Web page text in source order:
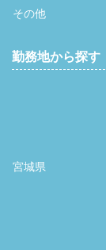
その他
勤務地から探す
宮城県